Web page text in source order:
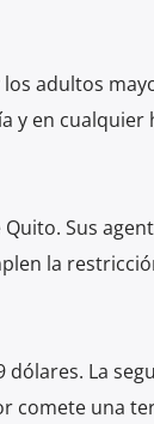
adultos
y en cualquier
Sus
la
dólares. La
comete una